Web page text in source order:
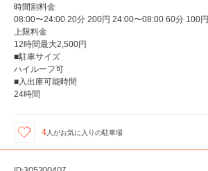
時間割料金
08:00〜24:00 20分 200円 24:00〜08:00 60分 100円
上限料金
12時間最大2,500円
■駐車サイズ
ハイルーフ可
■入出庫可能時間
24時間
4 人がお気に入りの駐車場